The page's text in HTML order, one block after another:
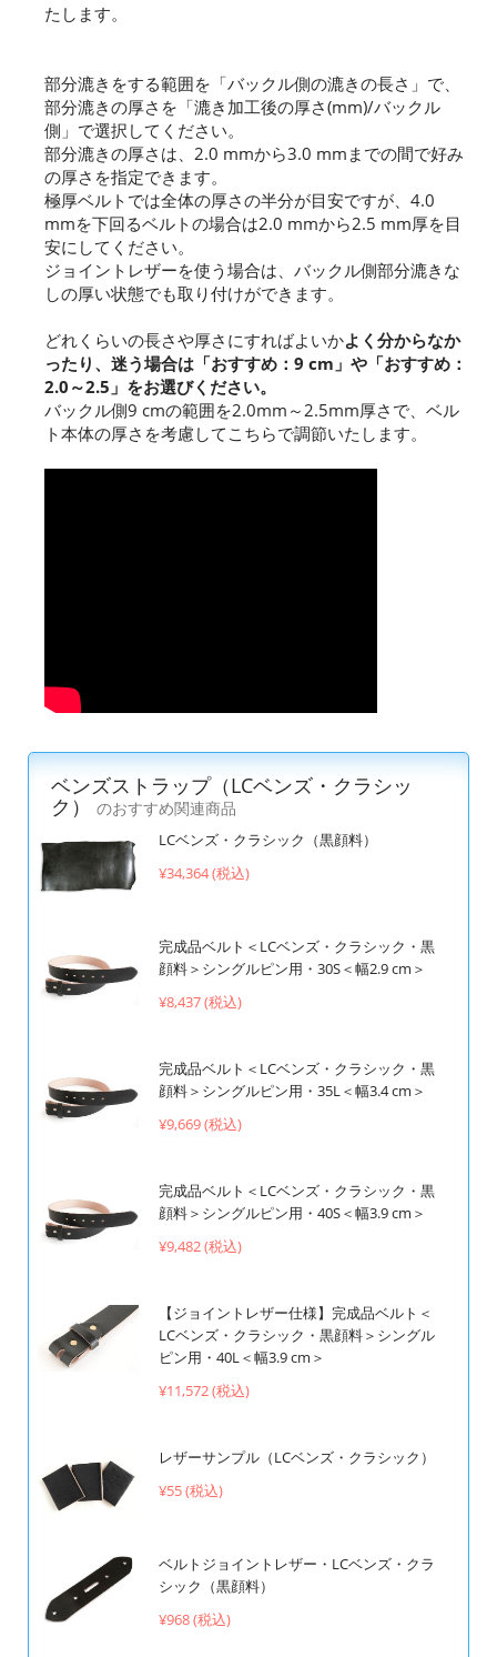
たします。
部分漉きをする範囲を「バックル側の漉きの長さ」で、
部分漉きの厚さを「漉き加工後の厚さ(mm)/バックル
側」で選択してください。
部分漉きの厚さは、2.0 mmから3.0 mmまでの間で好み
の厚さを指定できます。
極厚ベルトでは全体の厚さの半分が目安ですが、4.0
mmを下回るベルトの場合は2.0 mmから2.5 mm厚を目
安にしてください。
ジョイントレザーを使う場合は、バックル側部分漉きな
しの厚い状態でも取り付けができます。
どれくらいの長さや厚さにすればよいかよく分からなか
ったり、迷う場合は「おすすめ：9 cm」や「おすすめ：
2.0～2.5」をお選びください。
バックル側9 cmの範囲を2.0mm～2.5mm厚さで、ベル
ト本体の厚さを考慮してこちらで調節いたします。
ベンズストラップ（LCベンズ・クラシッ
ク）
のおすすめ関連商品
LCベンズ・クラシック（黒顔料）
¥34,364 (税込)
完成品ベルト＜LCベンズ・クラシック・黒
顔料＞シングルピン用・30S＜幅2.9 cm＞
¥8,437 (税込)
完成品ベルト＜LCベンズ・クラシック・黒
顔料＞シングルピン用・35L＜幅3.4 cm＞
¥9,669 (税込)
完成品ベルト＜LCベンズ・クラシック・黒
顔料＞シングルピン用・40S＜幅3.9 cm＞
¥9,482 (税込)
【ジョイントレザー仕様】完成品ベルト＜
LCベンズ・クラシック・黒顔料＞シングル
ピン用・40L＜幅3.9 cm＞
¥11,572 (税込)
レザーサンプル（LCベンズ・クラシック）
¥55 (税込)
ベルトジョイントレザー・LCベンズ・クラ
シック（黒顔料）
¥968 (税込)